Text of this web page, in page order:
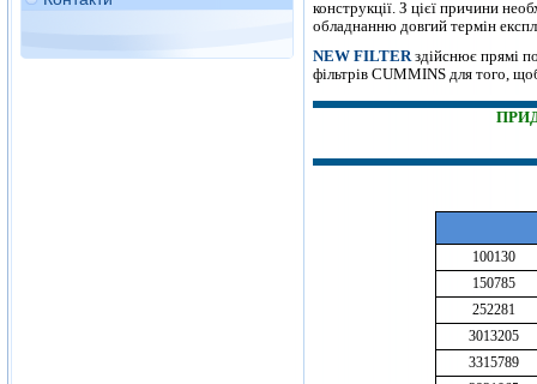
конструкції. З цієї причини
обладнанню довгий термін
NEW FILTERздійснює прямі
фільтрів CUMMINS для того,
100130
150785
252281
3013205
3315789